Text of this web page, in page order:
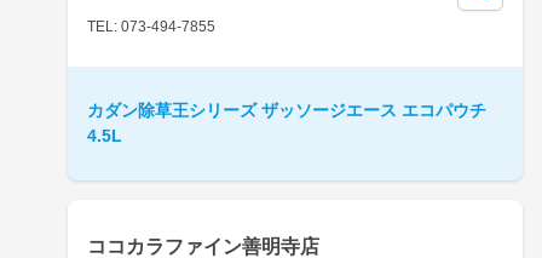
TEL: 073-494-7855
カダン除草王シリーズ ザッソージエース エコパウチ
4.5L
ココカラファイン善明寺店